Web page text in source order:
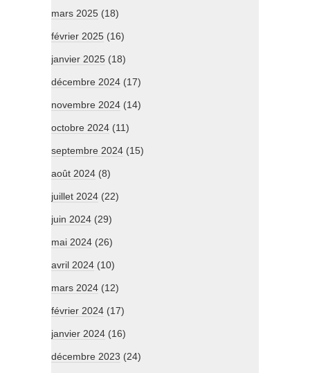
mars 2025 (18)
février 2025 (16)
janvier 2025 (18)
décembre 2024 (17)
novembre 2024 (14)
octobre 2024 (11)
septembre 2024 (15)
août 2024 (8)
juillet 2024 (22)
juin 2024 (29)
mai 2024 (26)
avril 2024 (10)
mars 2024 (12)
février 2024 (17)
janvier 2024 (16)
décembre 2023 (24)